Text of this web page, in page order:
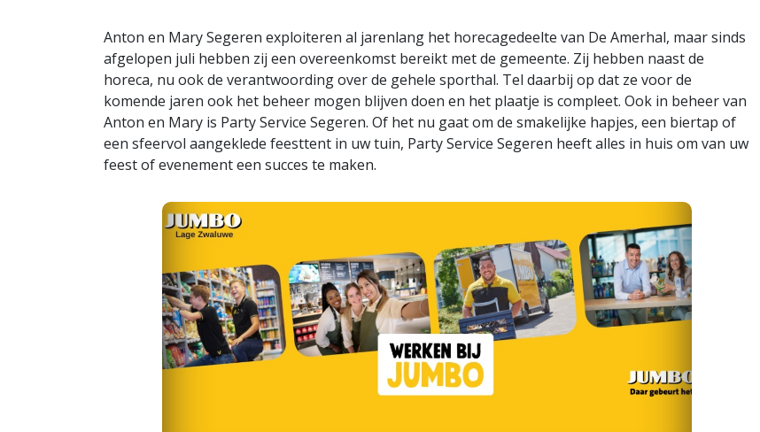
Anton en Mary Segeren exploiteren al jarenlang het horecagedeelte van De Amerhal, maar sinds
afgelopen juli hebben zij een overeenkomst bereikt met de gemeente. Zij hebben naast de
horeca, nu ook de verantwoording over de gehele sporthal. Tel daarbij op dat ze voor de
komende jaren ook het beheer mogen blijven doen en het plaatje is compleet. Ook in beheer van
Anton en Mary is Party Service Segeren. Of het nu gaat om de smakelijke hapjes, een biertap of
een sfeervol aangeklede feesttent in uw tuin, Party Service Segeren heeft alles in huis om van uw
feest of evenement een succes te maken.